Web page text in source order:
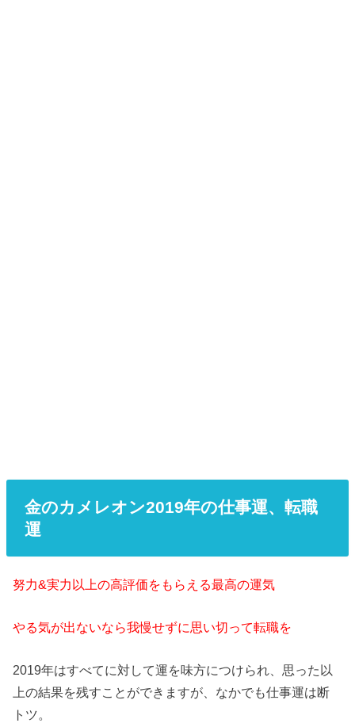
金のカメレオン2019年の仕事運、転職
運
努力&実力以上の高評価をもらえる最高の運気
やる気が出ないなら我慢せずに思い切って転職を
2019年はすべてに対して運を味方につけられ、思った以
上の結果を残すことができますが、なかでも仕事運は断
トツ。